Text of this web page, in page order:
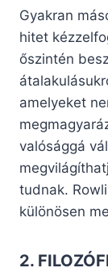
Gyakran
hitet
őszintén
amelyeket
valósággá
tudnak.
különösen
2.